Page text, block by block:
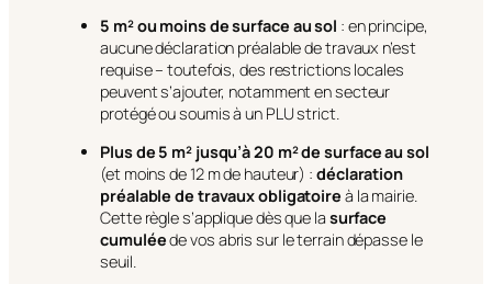
5 m² ou moins de surface au sol : en principe,
aucune déclaration préalable de travaux n’est
requise – toutefois, des restrictions locales
peuvent s’ajouter, notamment en secteur
protégé ou soumis à un PLU strict.
Plus de 5 m² jusqu’à 20 m² de surface au sol
(et moins de 12 m de hauteur) : déclaration
préalable de travaux obligatoire à la mairie.
Cette règle s’applique dès que la surface
cumuléede vos abris sur le terrain dépasse le
seuil.